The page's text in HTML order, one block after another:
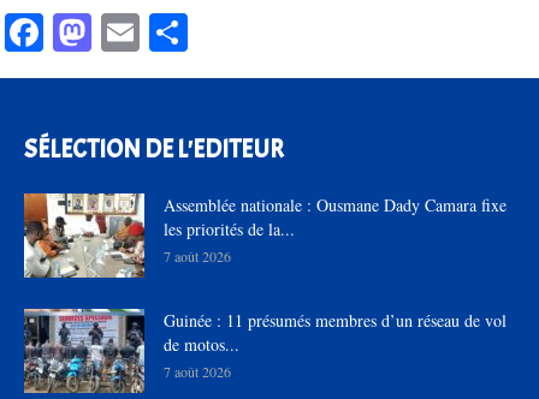
Facebook
Mastodon
Email
SÉLECTION DE L'EDITEUR
Assemblée nationale : Ousmane Dady Camara fixe
les priorités de la...
7 août 2026
Guinée : 11 présumés membres d’un réseau de vol
de motos...
7 août 2026